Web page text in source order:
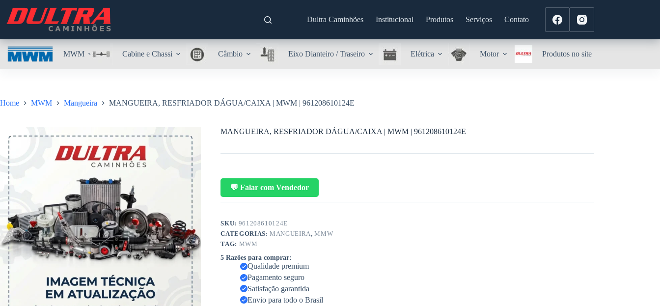
para
Dultra Caminhões Institucional Produtos Serviços Contato
MWM Cabine e Chassi Câmbio Eixo Dianteiro / Traseiro Elétrica Motor Produtos no site
Home MWM Mangueira MANGUEIRA, RESFRIADOR DÁGUA/CAIXA | MWM | 961208610124E
MANGUEIRA, RESFRIADOR DÁGUA/CAIXA | MWM | 961208610124E
💬 Falar com Vendedor
SKU: 961208610124E
CATEGORIAS:MANGUEIRA,MMW
TAG: MWM
5 Razões para comprar:
Qualidade premium
Pagamento seguro
Satisfação garantida
Envio para todo o Brasil